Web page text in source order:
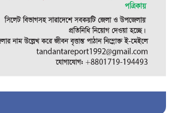
মোগলাবাজার থানা কার কবলে?
গোয়াইনঘাটে বিজিবির নাম ভাঙিয়ে